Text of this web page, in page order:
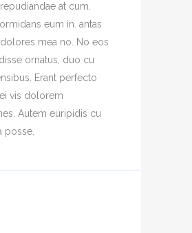
at cum.
eum in. antas
mea no. No eos
ornatus, duo cu
Erant perfecto
vis dolorem
Autem euripidis cu
posse.